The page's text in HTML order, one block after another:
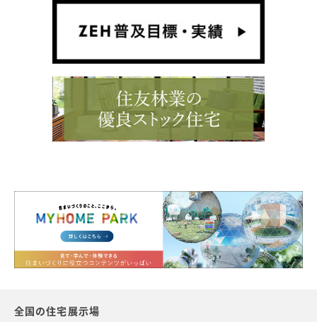
全国の住宅展示場